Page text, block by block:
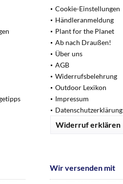
Cookie-Einstellungen
Händleranmeldung
Plant for the Planet
Ab nach Draußen!
Über uns
AGB
Widerrufsbelehrung
Outdoor Lexikon
Impressum
Datenschutzerklärung
Widerruf erklären
Wir versenden mit